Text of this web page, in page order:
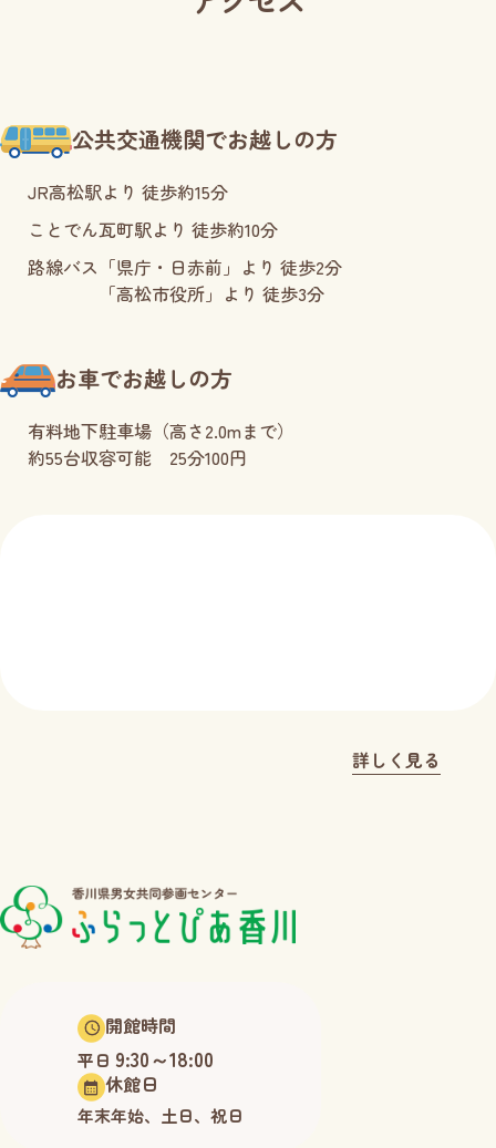
公共交通機関でお越しの方
JR高松駅より 徒歩約15分
ことでん瓦町駅より 徒歩約10分
路線バス 「県庁・日赤前」より 徒歩2分
「高松市役所」より 徒歩3分
お車でお越しの方
有料地下駐車場（高さ2.0mまで）
約55台収容可能 25分100円
詳しく見る
開館時間
平日 9:30～18:00
休館日
年末年始、土日、祝日